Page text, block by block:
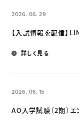
2026. 06. 29
【入試情報を配信】
詳しく見る
2026. 06. 15
AO入学試験（2期）エ